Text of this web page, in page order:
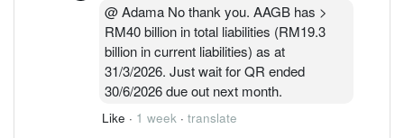
@ Adama No thank you. AAGB has >
RM40 billion in total liabilities (RM19.3
billion in current liabilities) as at
31/3/2026. Just wait for QR ended
30/6/2026 due out next month.
Like · 1 week · translate